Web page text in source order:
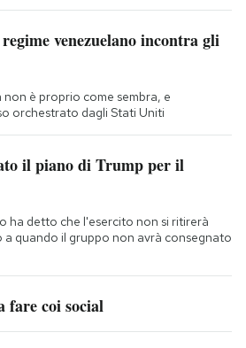
regime venezuelano incontra gli
è proprio come sembra, e
orchestrato dagli Stati Uniti
il piano di Trump per il
ha detto che l'esercito non si ritirerà
a quando il gruppo non avrà consegnato
fare coi social